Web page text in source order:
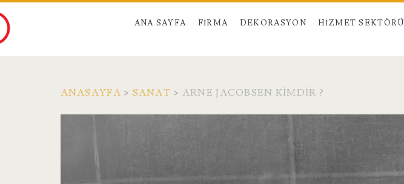
ANA SAYFA FIRMA DEKORASYON HIZMET SEKTÖRÜ
ANASAYFA > SANAT > ARNE JACOBSEN KIMDIR ?